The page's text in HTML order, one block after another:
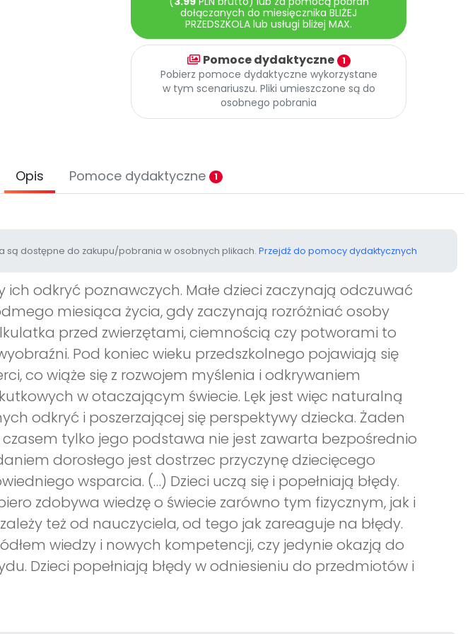
dołączanych do miesięcznika BLIŻEJ
PRZEDSZKOLA lub usługi bliżej MAX.
Pomoce dydaktyczne 1
Pobierz pomoce dydaktyczne wykorzystane
w tym scenariuszu. Pliki umieszczone są do
osobnego pobrania
Opis Pomoce dydaktyczne 1
są dostępne do zakupu/pobrania w osobnych plikach. Przejdź do pomocy dydaktycznych
ich odkryć poznawczych. Małe dzieci zaczynają odczuwać
miesiąca życia, gdy zaczynają rozróżniać osoby
przed zwierzętami, ciemnością czy potworami to
Pod koniec wieku przedszkolnego pojawiają się
co wiąże się z rozwojem myślenia i odkrywaniem
w otaczającym świecie. Lęk jest więc naturalną
odkryć i poszerzającej się perspektywy dziecka. Żaden
tylko jego podstawa nie jest zawarta bezpośrednio
dorosłego jest dostrzec przyczynę dziecięcego
wsparcia. (…) Dzieci uczą się i popełniają błędy.
zdobywa wiedzę o świecie zarówno tym fizycznym, jak i
też od nauczyciela, od tego jak zareaguje na błędy.
wiedzy i nowych kompetencji, czy jedynie okazją do
Dzieci popełniają błędy w odniesieniu do przedmiotów i